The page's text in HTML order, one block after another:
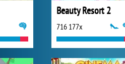
Beauty Resort 2
716 177x